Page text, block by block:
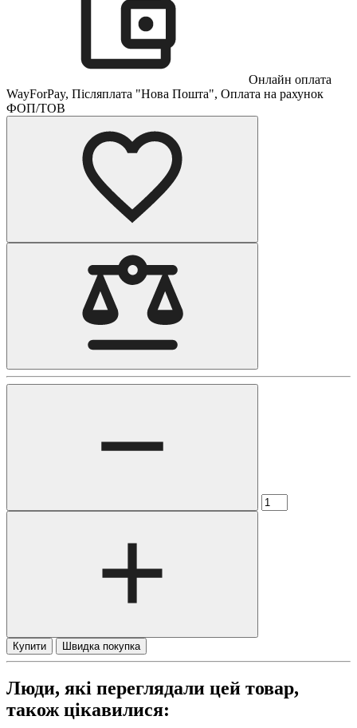
Онлайн оплата
WayForPay, Післяплата "Нова Пошта", Оплата на рахунок
ФОП/ТОВ
Купити Швидка покупка
Люди, які переглядали цей товар,
також цікавилися: